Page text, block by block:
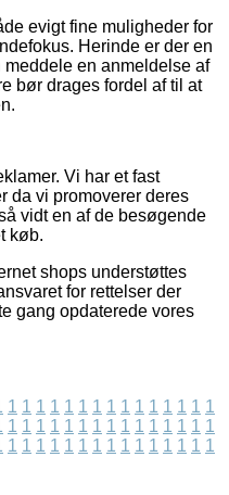
evigt fine muligheder for
Herinde er der en
en anmeldelse af
bør drages fordel af til at
Vi har et fast
da vi promoverer deres
vidt en af de besøgende
køb.
shops understøttes
for rettelser der
gang opdaterede vores
1 1 1 1 1 1 1 1 1 1 1 1 1 1 1
1 1 1 1 1 1 1 1 1 1 1 1 1 1 1
1 1 1 1 1 1 1 1 1 1 1 1 1 1 1